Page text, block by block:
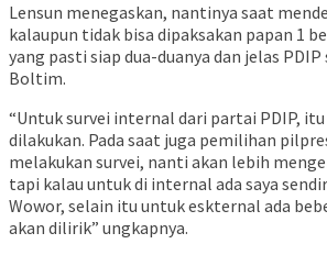
Lensun menegaskan, nantinya saat
kalaupun tidak bisa dipaksakan papan 1
yang pasti siap dua-duanya dan jelas
Boltim.
“Untuk survei internal dari partai PDIP,
dilakukan. Pada saat juga pemilihan
melakukan survei, nanti akan lebih
tapi kalau untuk di internal ada saya
Wowor, selain itu untuk eskternal ada
akan dilirik” ungkapnya.